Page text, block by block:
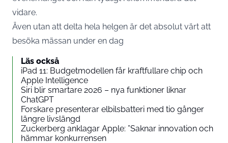
vidare.
Även utan att delta hela helgen är det absolut värt att
besöka mässan under en dag
Läs också
iPad 11: Budgetmodellen får kraftfullare chip och
Apple Intelligence
Siri blir smartare 2026 – nya funktioner liknar
ChatGPT
Forskare presenterar elbilsbatteri med tio gånger
längre livslängd
Zuckerberg anklagar Apple: ”Saknar innovation och
hämmar konkurrensen